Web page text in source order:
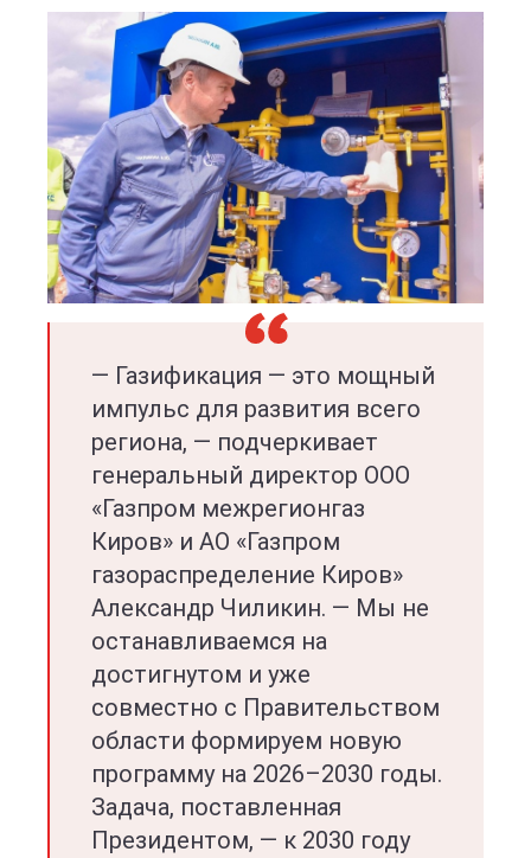
— Газификация — это мощный
импульс для развития всего
региона, — подчеркивает
генеральный директор ООО
«Газпром межрегионгаз
Киров» и АО «Газпром
газораспределение Киров»
Александр Чиликин. — Мы не
останавливаемся на
достигнутом и уже
совместно с Правительством
области формируем новую
программу на 2026–2030 годы.
Задача, поставленная
Президентом, — к 2030 году